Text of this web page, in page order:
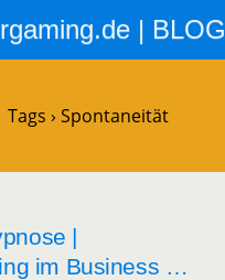
| BLOG
Tags › Spontaneität
|
im Business …